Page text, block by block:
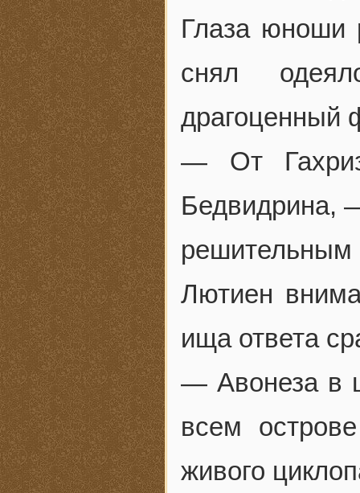
Глаза юноши
снял
драгоценный
— От
Бедвидрина,
решительным
Лютиен
ища ответа
— Авонеза в
всем
живого